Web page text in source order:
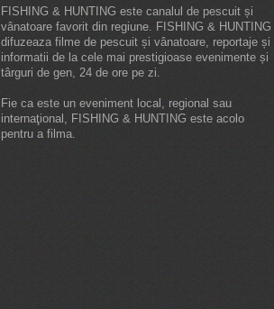
FISHING & HUNTING este canalul de pescuit și
vânatoare favorit din regiune. FISHING & HUNTING
difuzeaza filme de pescuit și vânatoare, reportaje și
informatii de la cele mai prestigioase evenimente și
târguri de gen, 24 de ore pe zi.
Fie ca este un eveniment local, regional sau
internaţional, FISHING & HUNTING este acolo
pentru a filma.